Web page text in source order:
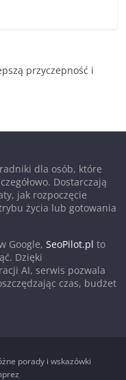
przyczepność i
dla osób, które
Dostarczają
jak rozpoczęcie
życia lub gotowania
Google,SeoPilot.pl to
Dzięki
AI, serwis pozwala
czas, budżet
porady i wskazówki